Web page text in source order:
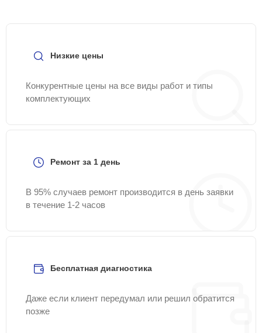
Низкие цены
Конкурентные цены на все виды работ и типы
комплектующих
Ремонт за 1 день
В 95% случаев ремонт производится в день заявки
в течение 1-2 часов
Бесплатная диагностика
Даже если клиент передумал или решил обратится
позже